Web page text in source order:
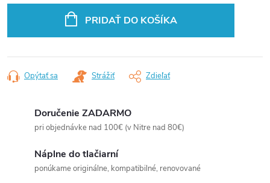
PRIDAŤ DO KOŠÍKA
Opýtať sa Strážiť Zdieľať
Doručenie ZADARMO
pri objednávke nad 100€ (v Nitre nad 80€)
Náplne do tlačiarní
ponúkame originálne, kompatibilné, renovované